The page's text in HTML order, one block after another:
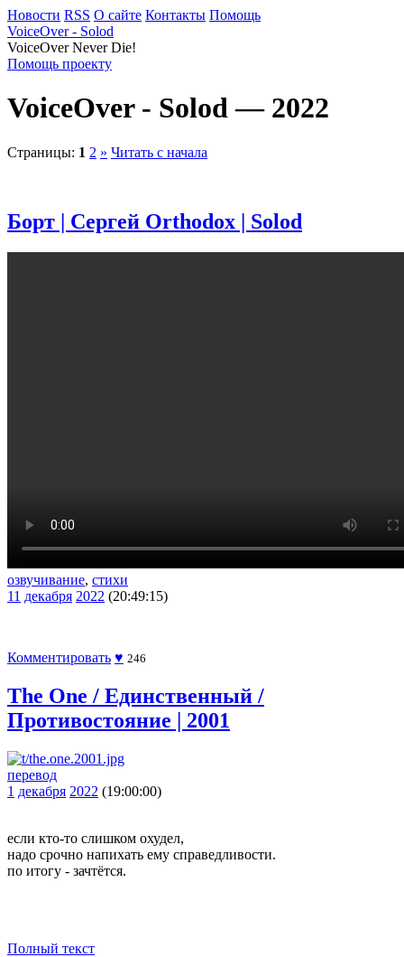
Новости RSS О сайте Контакты Помощь
VoiceOver - Solod
VoiceOver Never Die!
Помощь проекту
VoiceOver - Solod — 2022
Страницы: 1 2 » Читать с начала
Борт | Сергей Orthodox | Solod
озвучивание, стихи
11 декабря 2022 (20:49:15)
Комментировать ♥ 246
The One / Единственный /
Противостояние | 2001
перевод
1 декабря 2022 (19:00:00)
если кто-то слишком охудел,
надо срочно напихать ему справедливости.
по итогу - зачтётся.
Полный текст